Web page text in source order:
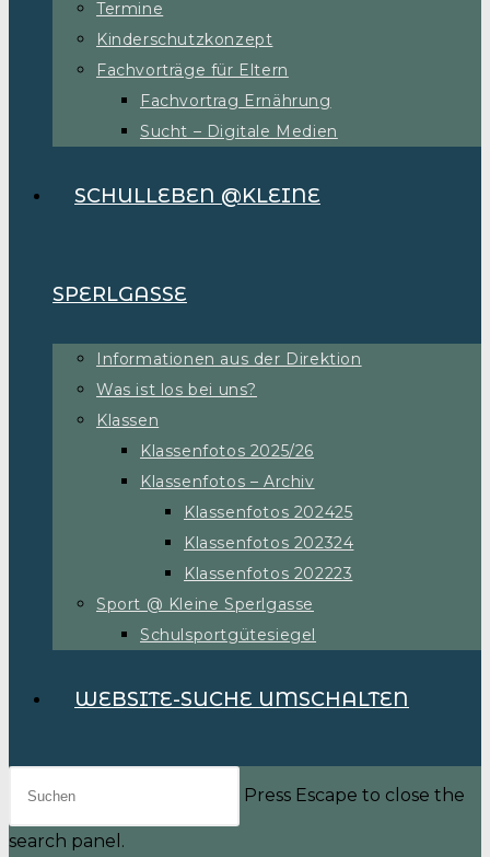
Termine
Kinderschutzkonzept
Fachvorträge für Eltern
Fachvortrag Ernährung
Sucht – Digitale Medien
SCHULLEBEN @KLEINE
SPERLGASSE
Informationen aus der Direktion
Was ist los bei uns?
Klassen
Klassenfotos 2025/26
Klassenfotos – Archiv
Klassenfotos 202425
Klassenfotos 202324
Klassenfotos 202223
Sport @ Kleine Sperlgasse
Schulsportgütesiegel
WEBSITE-SUCHE UMSCHALTEN
Press Escape to close the
search panel.